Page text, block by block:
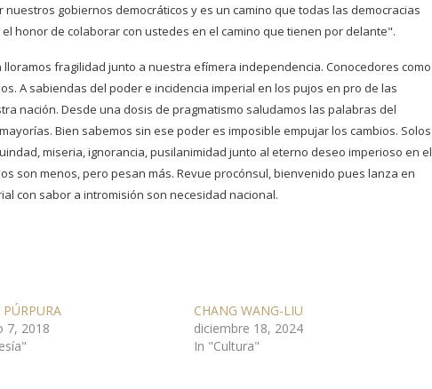
gobiernos democráticos y es un camino que todas las democracias
honor de colaborar con ustedes en el camino que tienen por delante".
fragilidad junto a nuestra efímera independencia. Conocedores como
A sabiendas del poder e incidencia imperial en los pujos en pro de las
nación. Desde una dosis de pragmatismo saludamos las palabras del
Bien sabemos sin ese poder es imposible empujar los cambios. Solos
miseria, ignorancia, pusilanimidad junto al eterno deseo imperioso en el
son menos, pero pesan más. Revue procónsul, bienvenido pues lanza en
con sabor a intromisión son necesidad nacional.
PÚRPURA
7, 2018
CHANG WANG-LIU
diciembre 18, 2024
In "Cultura"